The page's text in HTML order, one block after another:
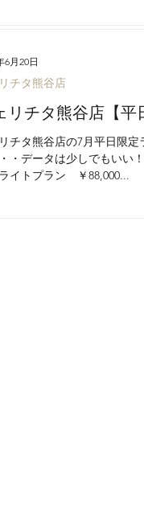
リチタ熊谷店【平
チタ熊谷店の7月平日限
・データは少しでもいい
イトプラン ￥88,000...
チタ熊谷店
6月20日